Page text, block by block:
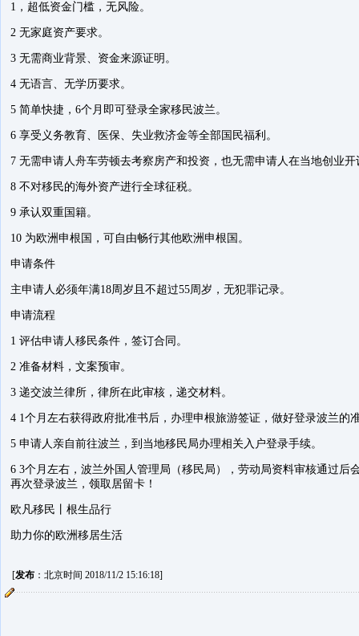
1，超低资金门槛，无风险。
2 无家庭资产要求。
3 无需商业背景、资金来源证明。
4 无语言、无学历要求。
5 简单快捷，6个月即可登录全家移民波兰。
6 享受义务教育、医保、失业救济金等全部国民福利。
7 无需申请人舟车劳顿去考察房产和投资，也无需申请人在当地创业
8 不对移民的海外资产进行全球征税。
9 承认双重国籍。
10 为欧洲申根国，可自由畅行其他欧洲申根国。
申请条件
主申请人必须年满18周岁且不超过55周岁，无犯罪记录。
申请流程
1 评估申请人移民条件，签订合同。
2 准备材料，文案预审。
3 递交波兰律所，律所在此审核，递交材料。
4 1个月左右获得政府批准书后，办理申根旅游签证，做好登录波兰的
5 申请人亲自前往波兰，到当地移民局办理相关入户登录手续。
6 3个月左右，波兰外国人管理局（移民局），劳动局资料审核通过后
再次登录波兰，领取居留卡！
欧凡移民丨根生品行
助力你的欧洲移居生活
[发布：北京时间 2018/11/2 15:16:18]